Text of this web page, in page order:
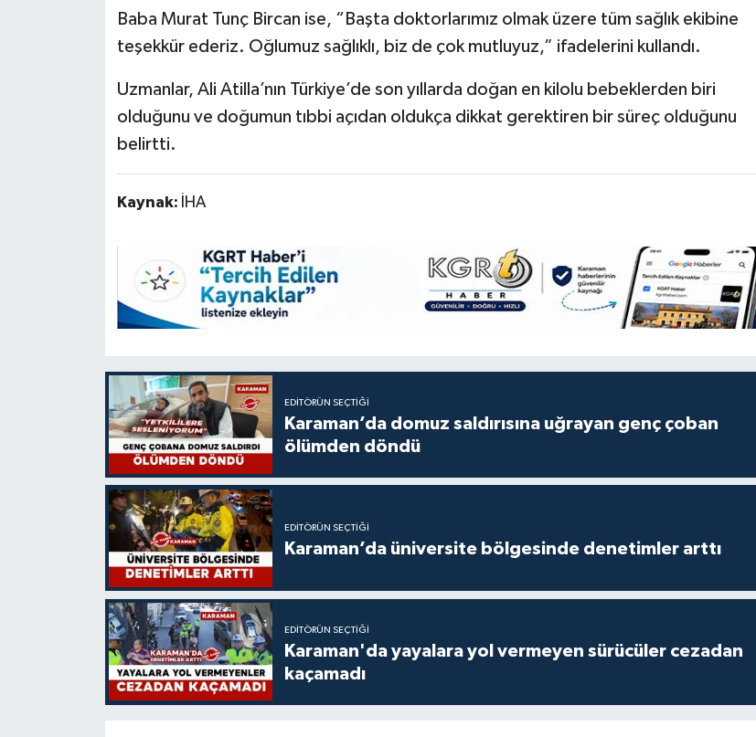
Baba Murat Tunç Bircan ise, “Başta doktorlarımız olmak üzere tüm sağlık ekibine
teşekkür ederiz. Oğlumuz sağlıklı, biz de çok mutluyuz,” ifadelerini kullandı.
Uzmanlar, Ali Atilla’nın Türkiye’de son yıllarda doğan en kilolu bebeklerden biri
olduğunu ve doğumun tıbbi açıdan oldukça dikkat gerektiren bir süreç olduğunu
belirtti.
Kaynak: İHA
EDITÖRÜN SEÇTIĞI
Karaman’da domuz saldırısına uğrayan genç çoban
ölümden döndü
EDITÖRÜN SEÇTIĞI
Karaman’da üniversite bölgesinde denetimler arttı
EDITÖRÜN SEÇTIĞI
Karaman'da yayalara yol vermeyen sürücüler cezadan
kaçamadı